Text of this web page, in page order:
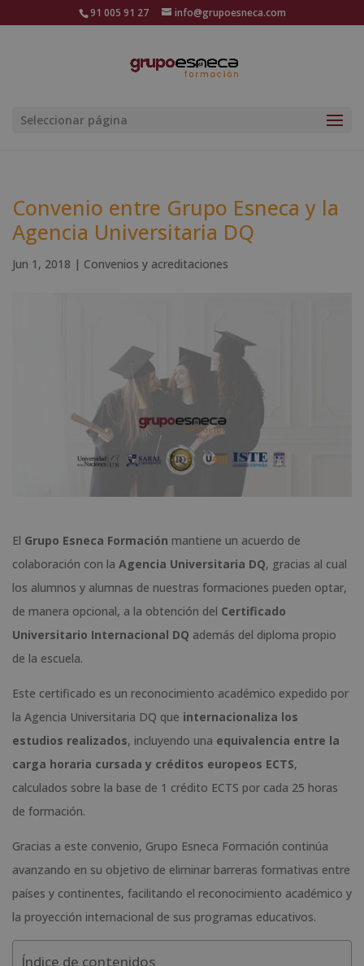
91 005 91 27 info@grupoesneca.com
Seleccionar página
Convenio entre Grupo Esneca y la
Agencia Universitaria DQ
Jun 1, 2018 | Convenios y acreditaciones
El Grupo Esneca Formación mantiene un acuerdo de
colaboración con la Agencia Universitaria DQ, gracias al cual
los alumnos y alumnas de nuestras formaciones pueden optar,
de manera opcional, a la obtención del Certificado
Universitario Internacional DQ además del diploma propio
de la escuela.
Este certificado es un reconocimiento académico expedido por
la Agencia Universitaria DQ que internacionaliza los
estudios realizados, incluyendo una equivalencia entre la
carga horaria cursada y créditos europeos ECTS,
calculados sobre la base de 1 crédito ECTS por cada 25 horas
de formación.
Gracias a este convenio, Grupo Esneca Formación continúa
avanzando en su objetivo de eliminar barreras formativas entre
países y continentes, facilitando el reconocimiento académico y
la proyección internacional de sus programas educativos.
Índice de contenidos